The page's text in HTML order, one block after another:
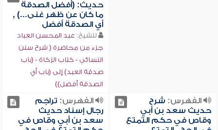
حديث: (أفضل الصدقة
ما كان عن ظهر غنى...) ,
أي الصدقة أفضل
للشيخ: عبد المحسن العباد
جزء من محاضرة ( شرح سنن
النسائي - كتاب الزكاة - (باب
صدقة العبد) إلى (باب أي
الصدقة أفضل))
الفهرس: شرح
حديث سعد بن أبي
وقاص في حكم التمتع
الفهرس: تراجم
رجال إسناد حديث
سعد بن أبي وقاص في